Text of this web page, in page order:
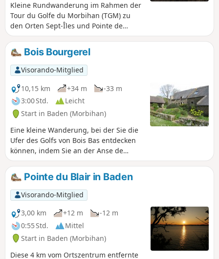
Kleine Rundwanderung im Rahmen der
Tour du Golfe du Morbihan (TGM) zu
den Orten Sept-Îles und Pointe de
Locmiquel in der Gemeinde Baden.
Achten Sie auf die Gezeitenzeiten und -
koeffizienten für die Überquerung zur
Halbinsel Sept-Îles. Wunderschöne
Ausblicke auf den westlichen Teil des
Golfs von Morbihan: zahlreiche Inseln
(darunter Grand und Petit Huernic, Er
Runio, Radenec, Grand und Petit Veïzit,
Île Longue und Gavrinis), Locmariaquer,
Arzon, die Rivière d'Auray und die
Pointe du Blair, Larmor Baden und die
Mündung des Golfs. In der schönen
Jahreszeit kann man baden,
insbesondere am Strand „Plage des
Sept Îles“. Im Winter gibt es zahlreiche
Vögel zu beobachten.
Bois Bourgerel
Visorando-Mitglied
10,15 km
+34 m
-33 m
3:00 Std.
Leicht
Start in Baden (Morbihan)
Eine kleine Wanderung, bei der Sie die
Ufer des Golfs von Bois Bas entdecken
können, indem Sie an der Anse de
Moustran, dem Strand von Toulindac
und der Anse de Kerledan
vorbeikommen.
Pointe du Blair in Baden
Visorando-Mitglied
3,00 km
+12 m
-12 m
0:55 Std.
Mittel
Start in Baden (Morbihan)
Diese 4 km vom Ortszentrum entfernte